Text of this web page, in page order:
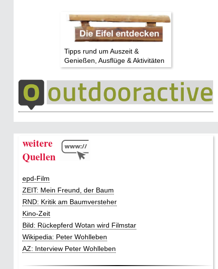
Tipps rund um Auszeit &
Genießen, Ausflüge & Aktivitäten
weitere
Quellen
epd-Film
ZEIT: Mein Freund, der Baum
RND: Kritik am Baumversteher
Kino-Zeit
Bild: Rückepferd Wotan wird Filmstar
Wikipedia: Peter Wohlleben
AZ: Interview Peter Wohlleben